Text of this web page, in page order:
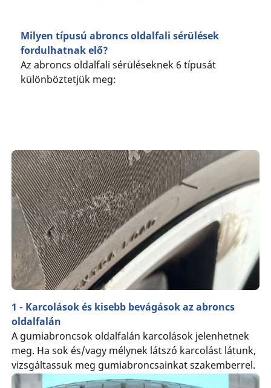
Milyen típusú abroncs oldalfali sérülések
fordulhatnak elő?
Az abroncs oldalfali sérüléseknek 6 típusát
különböztetjük meg:
1 - Karcolások és kisebb bevágások az abroncs
oldalfalán
A gumiabroncsok oldalfalán karcolások jelenhetnek
meg. Ha sok és/vagy mélynek látszó karcolást látunk,
vizsgáltassuk meg gumiabroncsainkat szakemberrel.